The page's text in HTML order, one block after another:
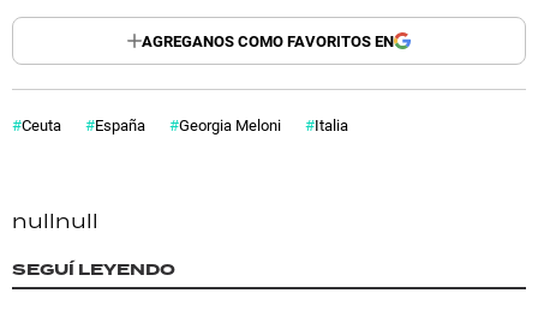
AGREGANOS COMO FAVORITOS EN
Ceuta España Georgia Meloni Italia
nullnull
SEGUÍ LEYENDO